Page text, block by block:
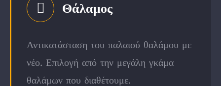
Θάλαμος
Αντικατάσταση του παλαιού θαλάμου με
νέο. Επιλογή από την μεγάλη γκάμα
θαλάμων που διαθέτουμε.